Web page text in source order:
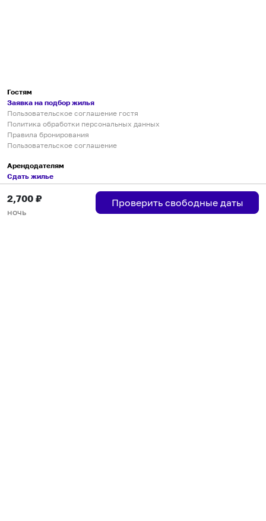
2,700 ₽
ночь
Проверить свободные даты
Гостям
Заявка на подбор жилья
Пользовательское соглашение гостя
Политика обработки персональных данных
Правила бронирования
Пользовательское соглашение
Арендодателям
Сдать жилье
Пользовательское соглашение
Правила публикации объявлений